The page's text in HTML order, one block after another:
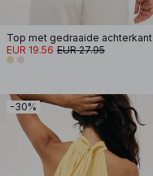
Top met gedraaide achterkant
EUR 19.56 EUR 27.95
-30%